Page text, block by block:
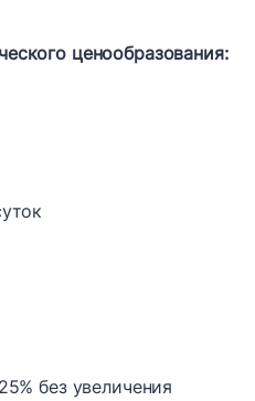
ценообразования:
без увеличения